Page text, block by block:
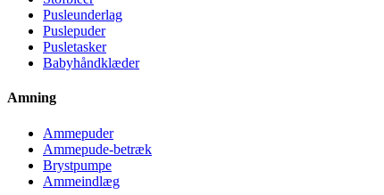
Pusleunderlag
Puslepuder
Pusletasker
Babyhåndklæder
Amning
Ammepuder
Ammepude-betræk
Brystpumpe
Ammeindlæg